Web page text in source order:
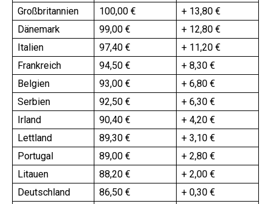
Großbritannien
100,00 €
+ 13,80 €
Dänemark
99,00 €
+ 12,80 €
Italien
97,40 €
+ 11,20 €
Frankreich
94,50 €
+ 8,30 €
Belgien
93,00 €
+ 6,80 €
Serbien
92,50 €
+ 6,30 €
Irland
90,40 €
+ 4,20 €
Lettland
89,30 €
+ 3,10 €
Portugal
89,00 €
+ 2,80 €
Litauen
88,20 €
+ 2,00 €
Deutschland
86,50 €
+ 0,30 €